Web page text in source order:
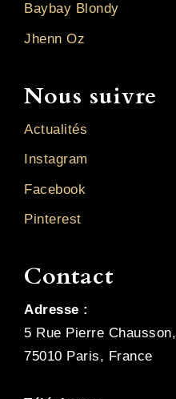
Baybay Blondy
Jhenn Oz
Nous suivre
Actualités
Instagram
Facebook
Pinterest
Contact
Adresse :
5 Rue Pierre Chausson,
75010 Paris, France